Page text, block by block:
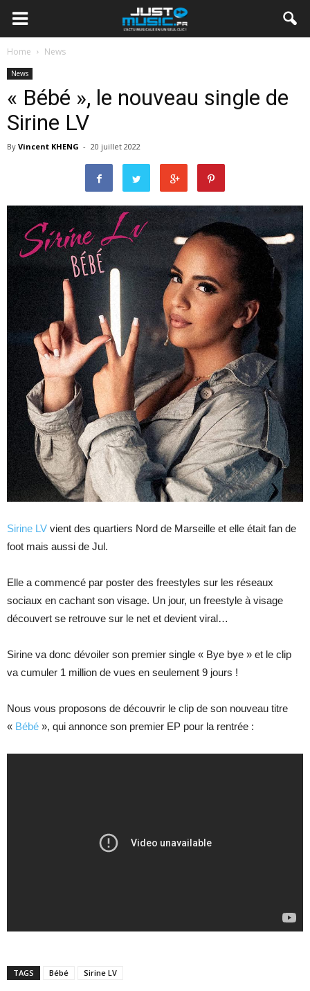
Home News
News
« Bébé », le nouveau single de
Sirine LV
By Vincent KHENG - 20 juillet 2022
Sirine LV vient des quartiers Nord de Marseille et elle était fan de
foot mais aussi de Jul.
Elle a commencé par poster des freestyles sur les réseaux
sociaux en cachant son visage. Un jour, un freestyle à visage
découvert se retrouve sur le net et devient viral…
Sirine va donc dévoiler son premier single « Bye bye » et le clip
va cumuler 1 million de vues en seulement 9 jours !
Nous vous proposons de découvrir le clip de son nouveau titre
« Bébé », qui annonce son premier EP pour la rentrée :
TAGS Bébé Sirine LV